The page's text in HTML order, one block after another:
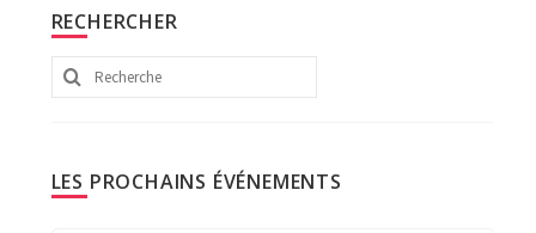
RECHERCHER
Rechercher
:
LES PROCHAINS ÉVÉNEMENTS